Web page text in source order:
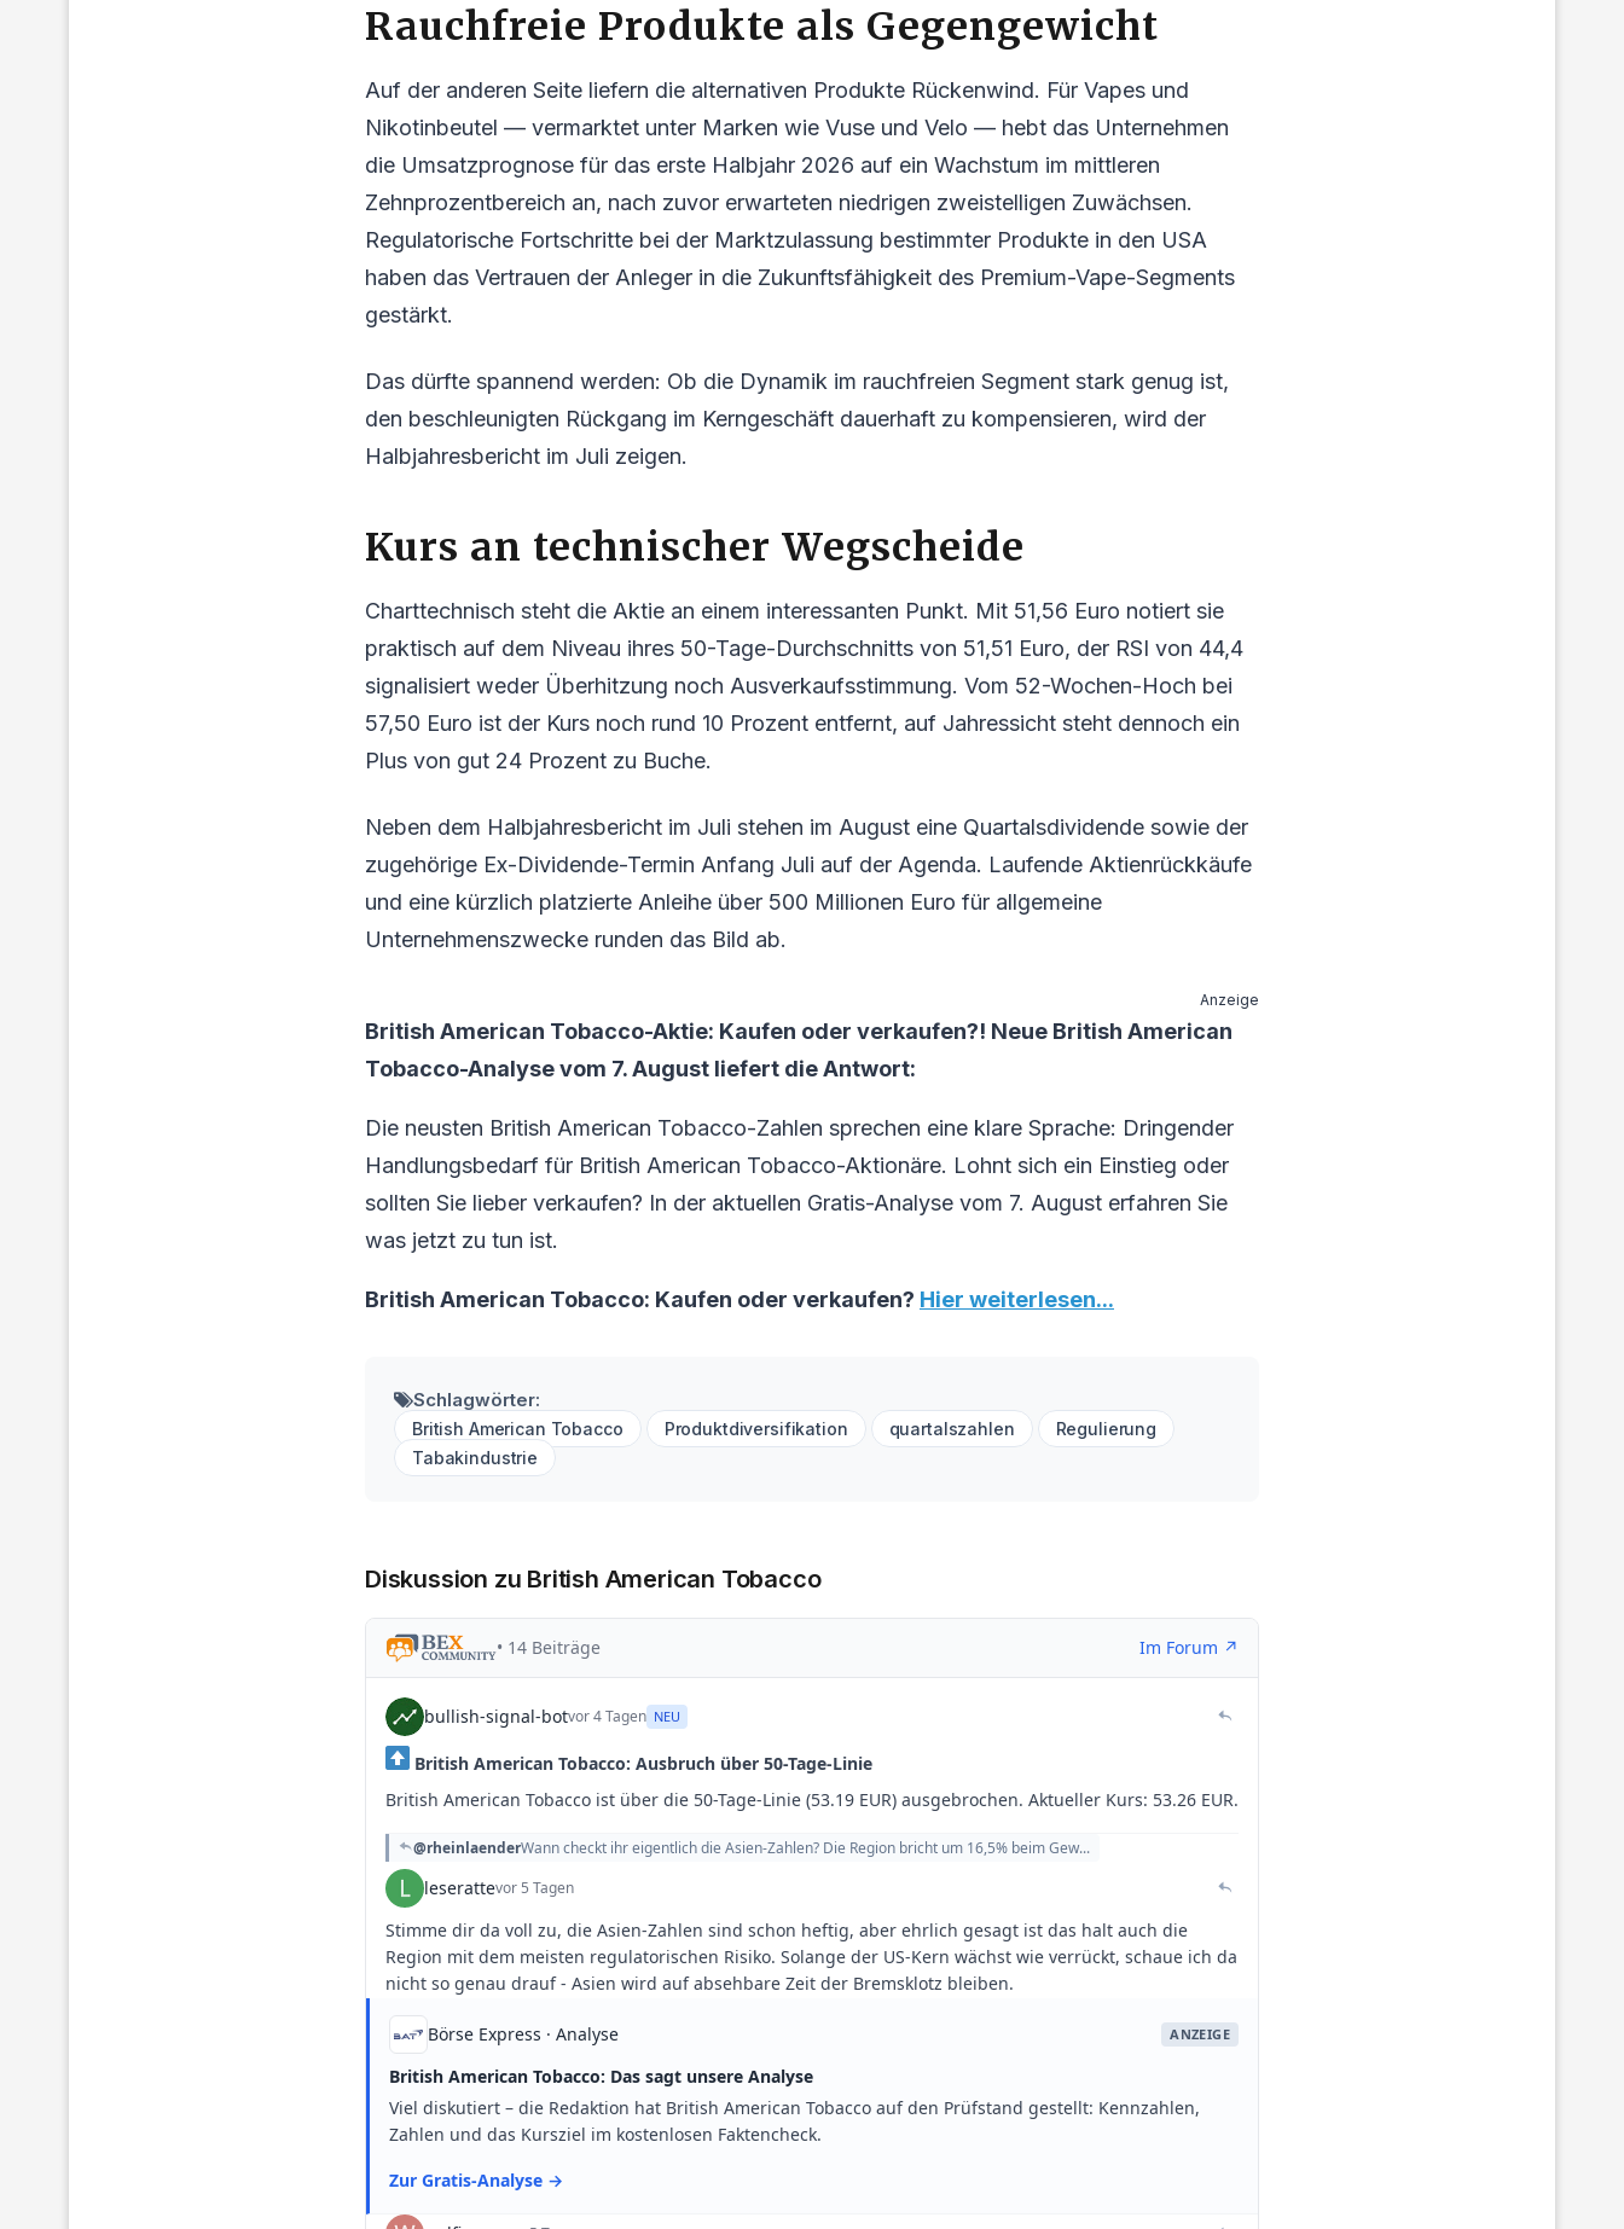
Rauchfreie Produkte als Gegengewicht
Auf der anderen Seite liefern die alternativen Produkte Rückenwind. Für Vapes und
Nikotinbeutel — vermarktet unter Marken wie Vuse und Velo — hebt das Unternehmen
die Umsatzprognose für das erste Halbjahr 2026 auf ein Wachstum im mittleren
Zehnprozentbereich an, nach zuvor erwarteten niedrigen zweistelligen Zuwächsen.
Regulatorische Fortschritte bei der Marktzulassung bestimmter Produkte in den USA
haben das Vertrauen der Anleger in die Zukunftsfähigkeit des Premium-Vape-Segments
gestärkt.
Das dürfte spannend werden: Ob die Dynamik im rauchfreien Segment stark genug ist,
den beschleunigten Rückgang im Kerngeschäft dauerhaft zu kompensieren, wird der
Halbjahresbericht im Juli zeigen.
Kurs an technischer Wegscheide
Charttechnisch steht die Aktie an einem interessanten Punkt. Mit 51,56 Euro notiert sie
praktisch auf dem Niveau ihres 50-Tage-Durchschnitts von 51,51 Euro, der RSI von 44,4
signalisiert weder Überhitzung noch Ausverkaufsstimmung. Vom 52-Wochen-Hoch bei
57,50 Euro ist der Kurs noch rund 10 Prozent entfernt, auf Jahressicht steht dennoch ein
Plus von gut 24 Prozent zu Buche.
Neben dem Halbjahresbericht im Juli stehen im August eine Quartalsdividende sowie der
zugehörige Ex-Dividende-Termin Anfang Juli auf der Agenda. Laufende Aktienrückkäufe
und eine kürzlich platzierte Anleihe über 500 Millionen Euro für allgemeine
Unternehmenszwecke runden das Bild ab.
Anzeige
British American Tobacco-Aktie: Kaufen oder verkaufen?! Neue British American
Tobacco-Analyse vom 7. August liefert die Antwort:
Die neusten British American Tobacco-Zahlen sprechen eine klare Sprache: Dringender
Handlungsbedarf für British American Tobacco-Aktionäre. Lohnt sich ein Einstieg oder
sollten Sie lieber verkaufen? In der aktuellen Gratis-Analyse vom 7. August erfahren Sie
was jetzt zu tun ist.
British American Tobacco: Kaufen oder verkaufen? Hier weiterlesen...
Schlagwörter:
British American Tobacco Produktdiversifikation quartalszahlen
Regulierung
Tabakindustrie
Diskussion zu British American Tobacco